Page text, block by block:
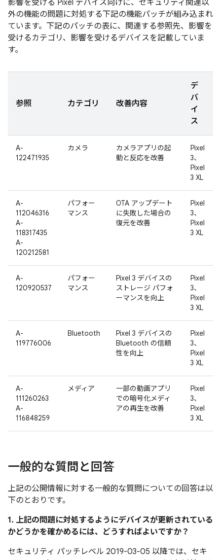
影響を受ける Pixel デバイス向けに、セキュリティ関連以
外の機能の問題に対処する下記の機能パッチが組み込まれ
ています。下記のパッチの表に、関連する参照先、影響を
受けるカテゴリ、影響を受けるデバイスを記載していま
す。
参照 カテゴリ 改善内容
デ
バ
イ
ス
A-
122471935
カメラ
カメラアプリの起
動と反応を改善
Pixel
3、
Pixel
3 XL
A-
112046316
A-
118317435
A-
120212581
パフォー
マンス
OTA アップデート
に失敗した場合の
復元を改善
Pixel
3、
Pixel
3 XL
A-
120920537
パフォー
マンス
Pixel 3 デバイスの
ストレージ パフォ
ーマンスを向上
Pixel
3、
Pixel
3 XL
A-
119776006
Bluetooth
Pixel 3 デバイスの
Bluetooth の信頼
性を向上
Pixel
3、
Pixel
3 XL
A-
111260263
A-
116848259
メディア
一部の動画アプリ
での暗号化メディ
アの再生を改善
Pixel
3、
Pixel
3 XL
一般的な質問と回答
上記の公開情報に対する一般的な質問についての回答は以
下のとおりです。
1. 上記の問題に対処するようにデバイスが更新されている
かどうかを確かめるには、どうすればよいですか？
セキュリティ パッチレベル 2019-03-05 以降では、セキ